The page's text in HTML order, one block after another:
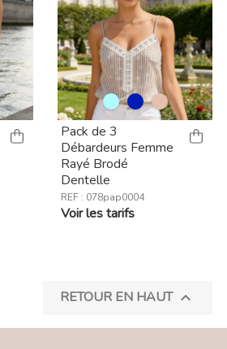
Pack de 3
Débardeurs Femme
Rayé Brodé
Dentelle
REF : 078pap0004
Voir les tarifs
RETOUR EN HAUT 